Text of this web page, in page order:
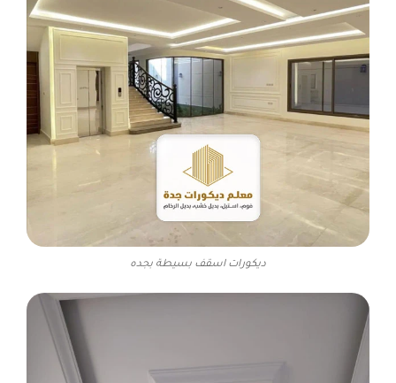
ديكورات اسقف بسيطة بجده